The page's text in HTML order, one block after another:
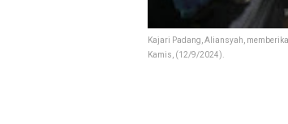
Kajari Padang, Aliansyah,
Kamis, (12/9/2024).